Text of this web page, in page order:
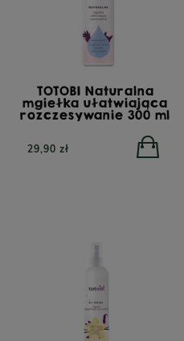
TOTOBI Naturalna
mgiełka ułatwiająca
rozczesywanie 300 ml
29,90 zł